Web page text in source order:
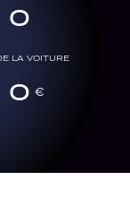
0
LA VOITURE
0